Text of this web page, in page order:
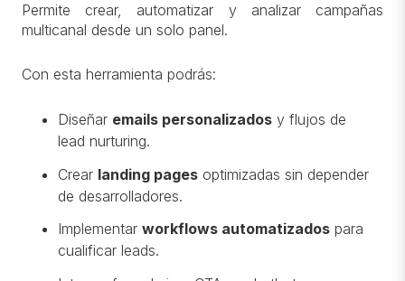
Permite crear, automatizar y analizar campañas
multicanal desde un solo panel.
Con esta herramienta podrás:
Diseñar emails personalizadosy flujos de
lead nurturing.
Crear landing pagesoptimizadas sin depender
de desarrolladores.
Implementar workflows automatizadospara
cualificar leads.